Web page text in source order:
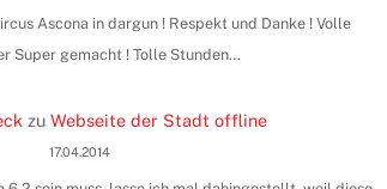
Ascona in dargun ! Respekt und Danke ! Volle
Super gemacht ! Tolle Stunden…
zuWebseite der Stadt offline
17.04.2014